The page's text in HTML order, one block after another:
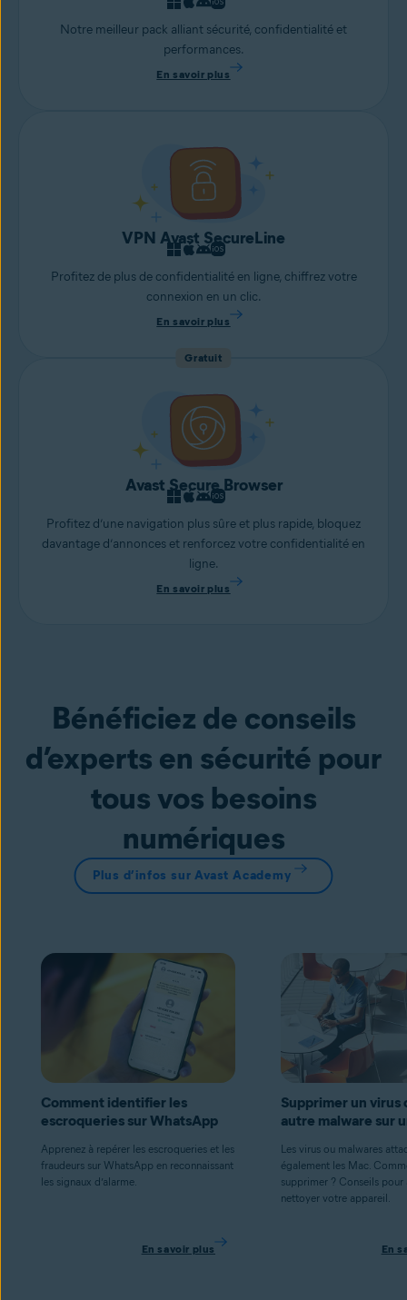
Notre meilleur pack alliant sécurité, confidentialité et
performances.
En savoir plus
VPN Avast SecureLine
Profitez de plus de confidentialité en ligne, chiffrez votre
connexion en un clic.
En savoir plus
Gratuit
Avast Secure Browser
Profitez d’une navigation plus sûre et plus rapide, bloquez
davantage d’annonces et renforcez votre confidentialité en
ligne.
En savoir plus
Bénéficiez de conseils
d’experts en sécurité pour
tous vos besoins
numériques
Plus d’infos sur Avast Academy
Comment identifier les
escroqueries sur WhatsApp
Apprenez à repérer les escroqueries et les
fraudeurs sur WhatsApp en reconnaissant
les signaux d’alarme.
En savoir plus
Supprimer un virus
autre malware sur
Les virus ou malwares
également les Mac.
supprimer ? Conseils pour
nettoyer votre appareil.
En